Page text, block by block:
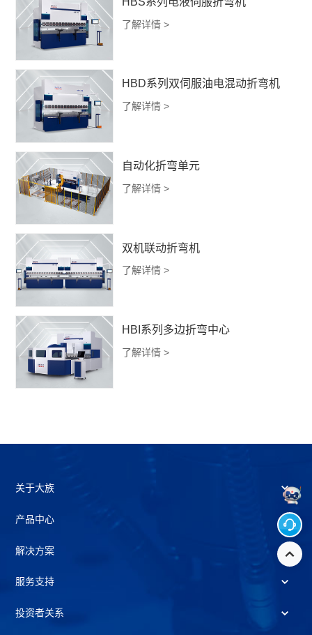
了解详情 >
HBD系列双伺服油电混动折弯机
了解详情 >
自动化折弯单元
了解详情 >
双机联动折弯机
了解详情 >
HBI系列多边折弯中心
了解详情 >
关于大族
产品中心
解决方案
服务支持
投资者关系